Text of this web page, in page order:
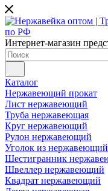
Интернет-магазин
Каталог
Нержавеющий прокат
Лист нержавеющий
Труба нержавеющая
Круг нержавеющий
Рулон нержавеющий
Уголок из нержавеющий
Шестигранник
Швеллер нержавеющий
Квадрат нержавеющий